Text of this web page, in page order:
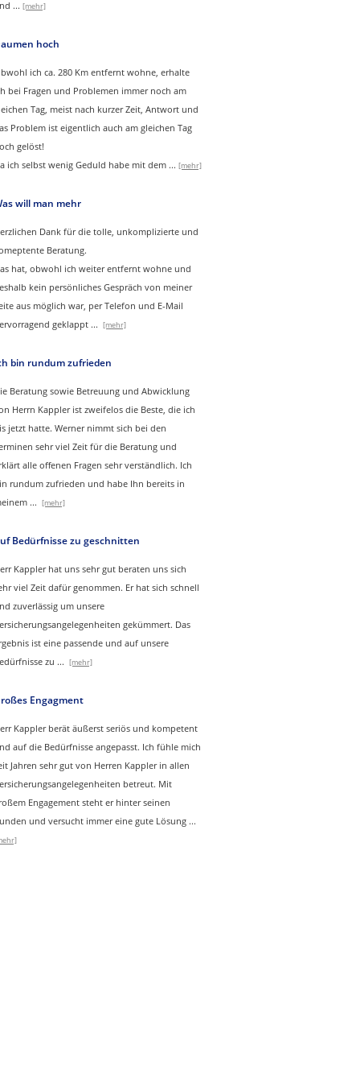
... [mehr]
hoch
ich ca. 280 Km entfernt wohne, erhalte
bei Fragen und Problemen immer noch am
Tag, meist nach kurzer Zeit, Antwort und
Problem ist eigentlich auch am gleichen Tag
gelöst!
ich selbst wenig Geduld habe mit dem ... [mehr]
will man mehr
Dank für die tolle, unkomplizierte und
Beratung.
hat, obwohl ich weiter entfernt wohne und
kein persönliches Gespräch von meiner
aus möglich war, per Telefon und E-Mail
geklappt ... [mehr]
bin rundum zufrieden
Beratung sowie Betreuung und Abwicklung
Herrn Kappler ist zweifelos die Beste, die ich
jetzt hatte. Werner nimmt sich bei den
sehr viel Zeit für die Beratung und
alle offenen Fragen sehr verständlich. Ich
rundum zufrieden und habe Ihn bereits in
... [mehr]
Bedürfnisse zu geschnitten
Kappler hat uns sehr gut beraten uns sich
viel Zeit dafür genommen. Er hat sich schnell
zuverlässig um unsere
gekümmert. Das
ist eine passende und auf unsere
zu ... [mehr]
Engagment
Kappler berät äußerst seriös und kompetent
auf die Bedürfnisse angepasst. Ich fühle mich
Jahren sehr gut von Herren Kappler in allen
betreut. Mit
Engagement steht er hinter seinen
und versucht immer eine gute Lösung ...